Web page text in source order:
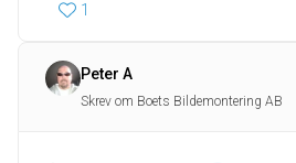
1
Peter A
Skrev om Boets Bildemontering AB